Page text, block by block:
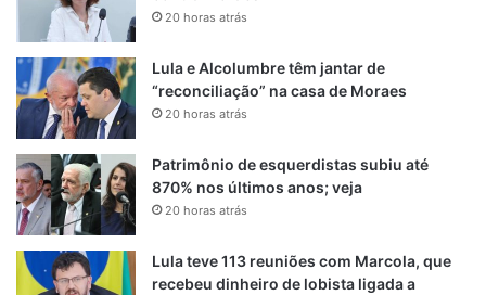
20 horas atrás
Lula e Alcolumbre têm jantar de
“reconciliação” na casa de Moraes
20 horas atrás
Patrimônio de esquerdistas subiu até
870% nos últimos anos; veja
20 horas atrás
Lula teve 113 reuniões com Marcola, que
recebeu dinheiro de lobista ligada a